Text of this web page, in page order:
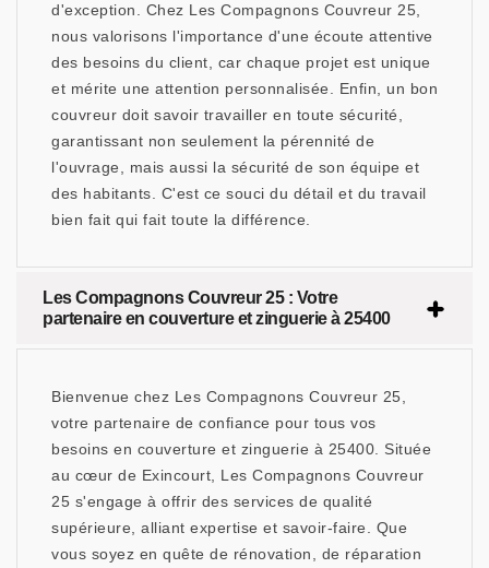
d'exception. Chez Les Compagnons Couvreur 25,
nous valorisons l'importance d'une écoute attentive
des besoins du client, car chaque projet est unique
et mérite une attention personnalisée. Enfin, un bon
couvreur doit savoir travailler en toute sécurité,
garantissant non seulement la pérennité de
l'ouvrage, mais aussi la sécurité de son équipe et
des habitants. C'est ce souci du détail et du travail
bien fait qui fait toute la différence.
Les Compagnons Couvreur 25 : Votre
partenaire en couverture et zinguerie à 25400
Bienvenue chez Les Compagnons Couvreur 25,
votre partenaire de confiance pour tous vos
besoins en couverture et zinguerie à 25400. Située
au cœur de Exincourt, Les Compagnons Couvreur
25 s'engage à offrir des services de qualité
supérieure, alliant expertise et savoir-faire. Que
vous soyez en quête de rénovation, de réparation